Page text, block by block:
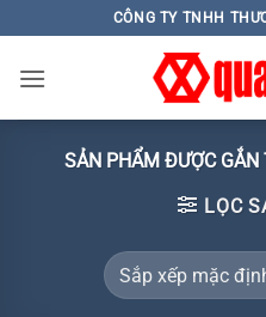
to
content
CÔNG TY TNHH
SẢN PHẨM ĐƯỢC GẮN
LỌC